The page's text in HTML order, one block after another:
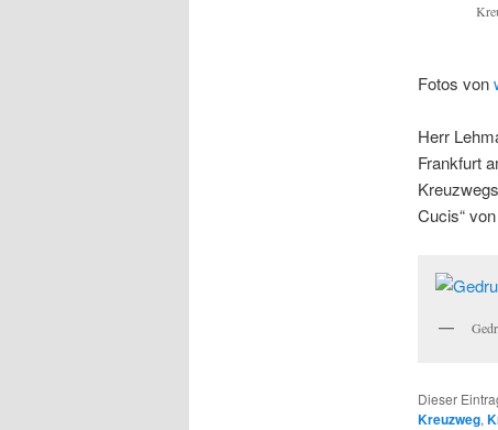
Fotos von
Herr
Frankfurt
Cucis“
Dieser
Kreuzweg,